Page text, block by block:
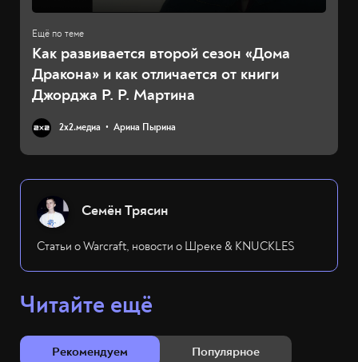
Как развивается второй сезон «Дома
Дракона» и как отличается от книги
Джорджа Р. Р. Мартина
2х2.медиа Арина Пырина
Семён Трясин
Статьи о Warcraft, новости о Шреке & KNUCKLES
Читайте ещё
Рекомендуем Популярное